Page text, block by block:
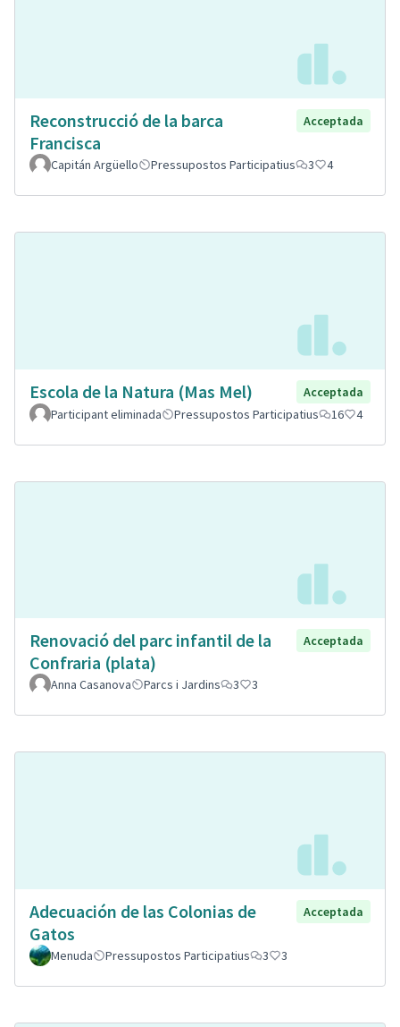
Reconstrucció de la barca
Francisca
Acceptada
Capitán Argüello Pressupostos Participatius 3 4
Escola de la Natura (Mas Mel)
Acceptada
Participant eliminada
Pressupostos Participatius 16 4
Renovació del parc infantil de la
Confraria (plata)
Acceptada
Anna Casanova Parcs i Jardins 3 3
Adecuación de las Colonias de
Gatos
Acceptada
Menuda Pressupostos Participatius 3 3